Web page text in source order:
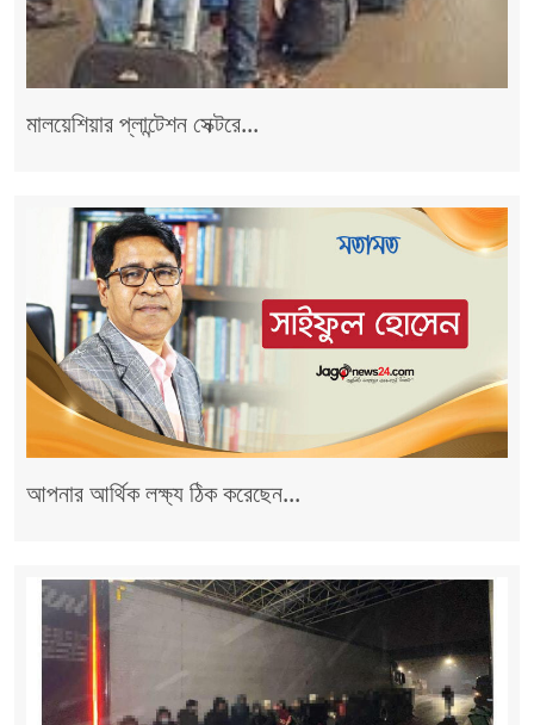
মালয়েশিয়ার প্লান্টেশন সেক্টরে...
আপনার আর্থিক লক্ষ্য ঠিক করেছেন...